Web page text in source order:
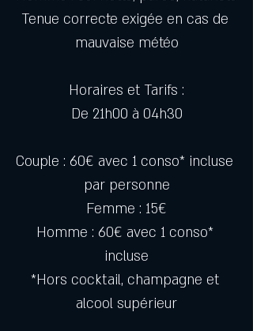
Tenue correcte exigée en cas de
mauvaise météo
Horaires et Tarifs :
De 21h00 à 04h30
Couple : 60€ avec 1 conso* incluse
par personne
Femme : 15€
Homme : 60€ avec 1 conso*
incluse
*Hors cocktail, champagne et
alcool supérieur